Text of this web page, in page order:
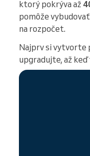
ktorý pokrýva až
pomôže
na rozpočet.
Najprv si vytvorte
upgradujte, až